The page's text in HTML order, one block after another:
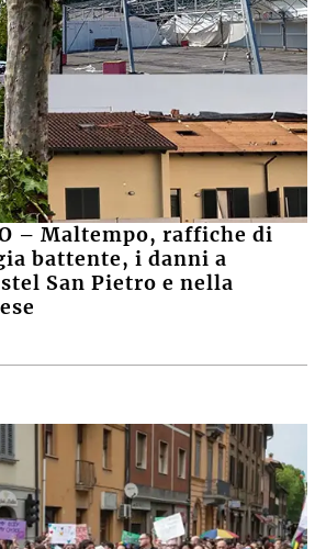
– Maltempo, raffiche di
battente, i danni a
San Pietro e nella